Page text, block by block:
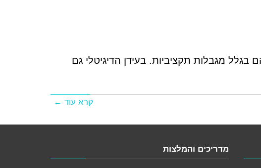
מגבלות תקציביות. בעידן הדיגיטלי גם
קרא עוד ←
מדריכים והמלצות